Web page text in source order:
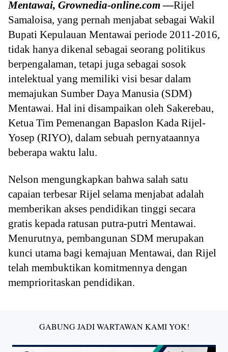
Mentawai, Grownedia-online.com—Rijel
Samaloisa, yang pernah menjabat sebagai Wakil
Bupati Kepulauan Mentawai periode 2011-2016,
tidak hanya dikenal sebagai seorang politikus
berpengalaman, tetapi juga sebagai sosok
intelektual yang memiliki visi besar dalam
memajukan Sumber Daya Manusia (SDM)
Mentawai. Hal ini disampaikan oleh Sakerebau,
Ketua Tim Pemenangan Bapaslon Kada Rijel-
Yosep (RIYO), dalam sebuah pernyataannya
beberapa waktu lalu.
Nelson mengungkapkan bahwa salah satu
capaian terbesar Rijel selama menjabat adalah
memberikan akses pendidikan tinggi secara
gratis kepada ratusan putra-putri Mentawai.
Menurutnya, pembangunan SDM merupakan
kunci utama bagi kemajuan Mentawai, dan Rijel
telah membuktikan komitmennya dengan
memprioritaskan pendidikan.
GABUNG JADI WARTAWAN KAMI YOK!